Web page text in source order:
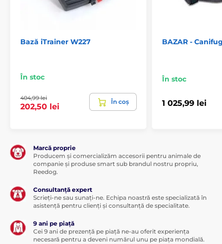
menționat altfel.
Bază iTrainer W227
În stoc
404,99 lei
202,50 lei
În coș
BAZAR -
În stoc
1 025,99 lei
Marcă proprie
Producem și comercializăm accesorii pentru animale de
companie și produse smart sub brandul nostru propriu,
Reedog.
Consultanță expert
Scrieți-ne sau sunați-ne. Echipa noastră este specializată în
asistență pentru clienți și consultanță de specialitate.
9 ani pe piață
Cei 9 ani de prezență pe piață ne-au oferit experiența
necesară pentru a deveni numărul unu pe piața mondială.